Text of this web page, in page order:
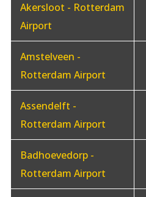
Akersloot - Rotterdam
Airport
Amstelveen -
Rotterdam Airport
Assendelft -
Rotterdam Airport
Badhoevedorp -
Rotterdam Airport